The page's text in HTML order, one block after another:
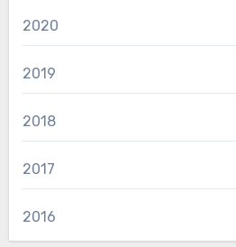
2020
2019
2018
2017
2016